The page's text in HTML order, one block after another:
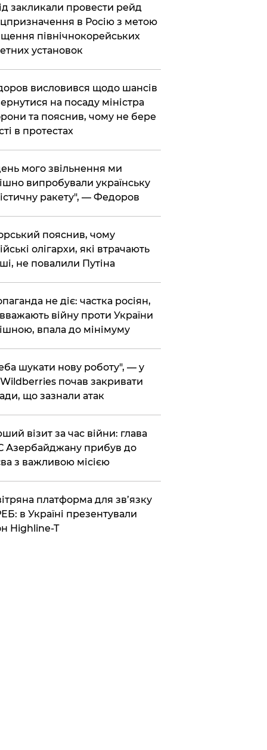
закликали провести рейд
в Росію з метою
північнокорейських
установок
висловився щодо шансів
на посаду міністра
та пояснив, чому не бере
в протестах
мого звільнення ми
випробували українську
ракету", — Федоров
пояснив, чому
олігархи, які втрачають
не повалили Путіна
не діє: частка росіян,
війну проти України
впала до мінімуму
шукати нову роботу", — у
почав закривати
що зазнали атак
візит за час війни: глава
Азербайджану прибув до
з важливою місією
платформа для зв’язку
в Україні презентували
Highline-T